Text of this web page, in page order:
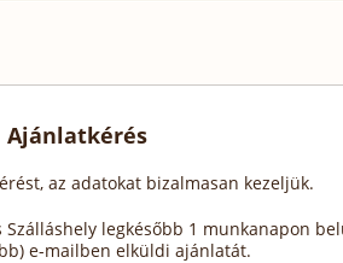
Ajánlatkérés
az adatokat bizalmasan kezeljük.
Szálláshely legkésőbb 1 munkanapon
e-mailben elküldi ajánlatát.